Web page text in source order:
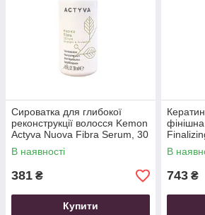
Сироватка для глибокої
реконструкції волосся Kemon
Actyva Nuova Fibra Serum, 30
мл
В наявності
381 ₴
Купити
В
743 ₴